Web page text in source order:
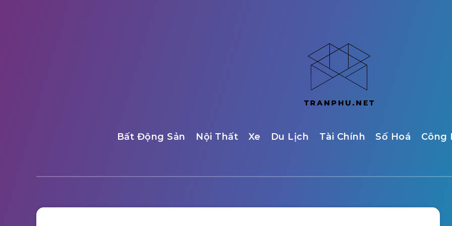
Bất Động Sản Nội Thất Xe Du Lịch Tài Chính Số Hoá Công